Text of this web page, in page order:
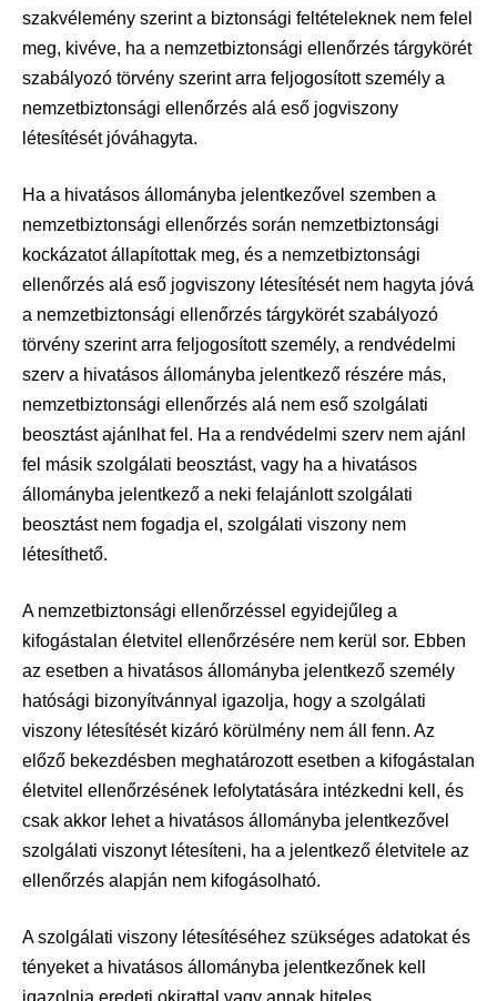
szakvélemény szerint a biztonsági feltételeknek nem felel
meg, kivéve, ha a nemzetbiztonsági ellenőrzés tárgykörét
szabályozó törvény szerint arra feljogosított személy a
nemzetbiztonsági ellenőrzés alá eső jogviszony
létesítését jóváhagyta.
Ha a hivatásos állományba jelentkezővel szemben a
nemzetbiztonsági ellenőrzés során nemzetbiztonsági
kockázatot állapítottak meg, és a nemzetbiztonsági
ellenőrzés alá eső jogviszony létesítését nem hagyta jóvá
a nemzetbiztonsági ellenőrzés tárgykörét szabályozó
törvény szerint arra feljogosított személy, a rendvédelmi
szerv a hivatásos állományba jelentkező részére más,
nemzetbiztonsági ellenőrzés alá nem eső szolgálati
beosztást ajánlhat fel. Ha a rendvédelmi szerv nem ajánl
fel másik szolgálati beosztást, vagy ha a hivatásos
állományba jelentkező a neki felajánlott szolgálati
beosztást nem fogadja el, szolgálati viszony nem
létesíthető.
A nemzetbiztonsági ellenőrzéssel egyidejűleg a
kifogástalan életvitel ellenőrzésére nem kerül sor. Ebben
az esetben a hivatásos állományba jelentkező személy
hatósági bizonyítvánnyal igazolja, hogy a szolgálati
viszony létesítését kizáró körülmény nem áll fenn. Az
előző bekezdésben meghatározott esetben a kifogástalan
életvitel ellenőrzésének lefolytatására intézkedni kell, és
csak akkor lehet a hivatásos állományba jelentkezővel
szolgálati viszonyt létesíteni, ha a jelentkező életvitele az
ellenőrzés alapján nem kifogásolható.
A szolgálati viszony létesítéséhez szükséges adatokat és
tényeket a hivatásos állományba jelentkezőnek kell